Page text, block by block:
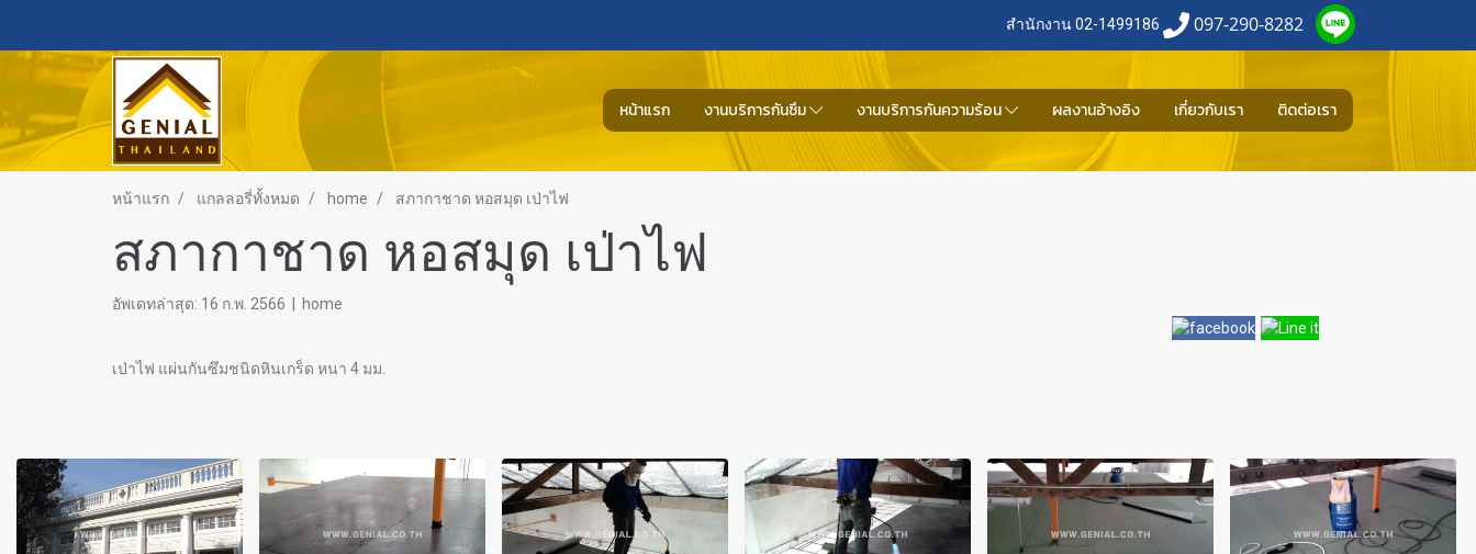
สำนักงาน 02-1499186 097-290-8282
หน้าแรก งานบริการกันซึม งานบริการกันความร้อน ผลงานอ้างอิง เกี่ยวกับเรา ติดต่อเรา
หน้าแรก แกลลอรี่ทั้งหมด home สภากาชาด หอสมุด เป่าไฟ
สภากาชาด หอสมุด เป่าไฟ
อัพเดทล่าสุด: 16 ก.พ. 2566 | home
เป่าไฟ แผ่นกันซึมชนิดหินเกร็ด หนา 4 มม.